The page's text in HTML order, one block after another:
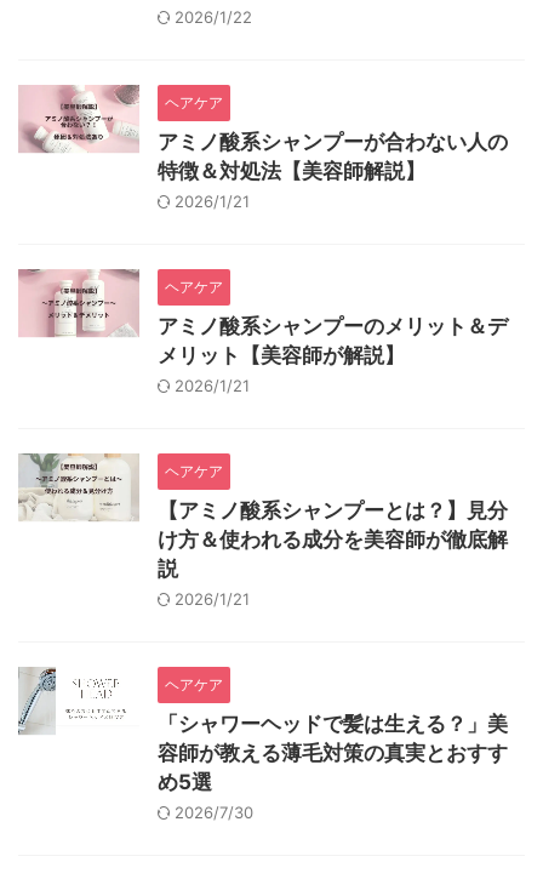
2026/1/22
ヘアケア
アミノ酸系シャンプーが合わない人の
特徴＆対処法【美容師解説】
2026/1/21
ヘアケア
アミノ酸系シャンプーのメリット＆デ
メリット【美容師が解説】
2026/1/21
ヘアケア
【アミノ酸系シャンプーとは？】見分
け方＆使われる成分を美容師が徹底解
説
2026/1/21
ヘアケア
「シャワーヘッドで髪は生える？」美
容師が教える薄毛対策の真実とおすす
め5選
2026/7/30